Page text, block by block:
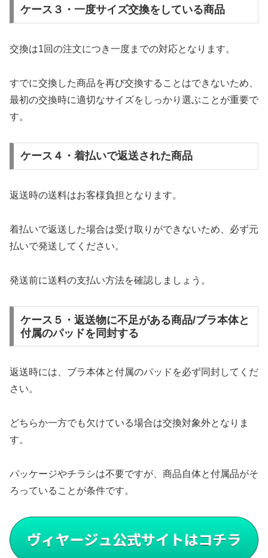
ケース３・一度サイズ交換をしている商品
交換は1回の注文につき一度までの対応となります。
すでに交換した商品を再び交換することはできないため、
最初の交換時に適切なサイズをしっかり選ぶことが重要で
す。
ケース４・着払いで返送された商品
返送時の送料はお客様負担となります。
着払いで返送した場合は受け取りができないため、必ず元
払いで発送してください。
発送前に送料の支払い方法を確認しましょう。
ケース５・返送物に不足がある商品/ブラ本体と
付属のパッドを同封する
返送時には、ブラ本体と付属のパッドを必ず同封してくだ
さい。
どちらか一方でも欠けている場合は交換対象外となりま
す。
パッケージやチラシは不要ですが、商品自体と付属品がそ
ろっていることが条件です。